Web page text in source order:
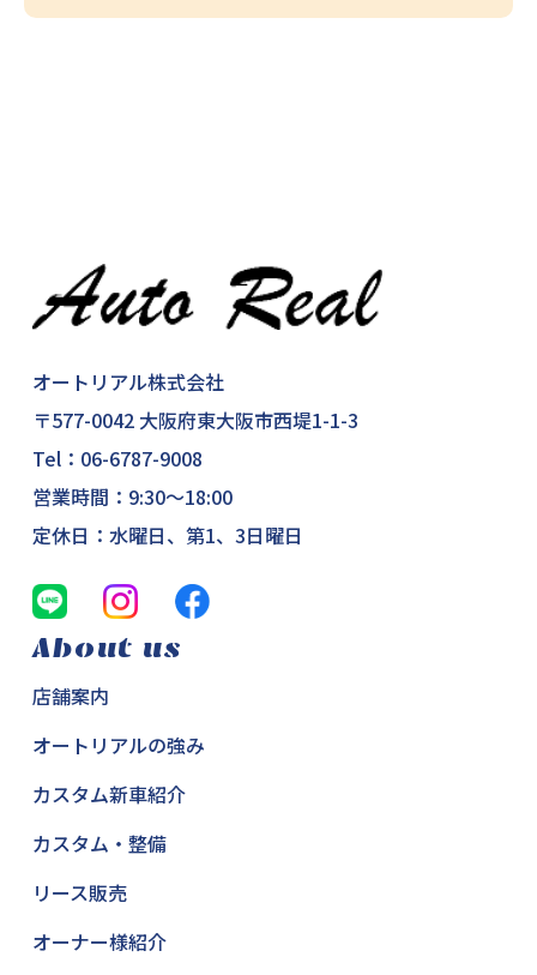
オートリアル株式会社
〒577-0042 大阪府東大阪市西堤1-1-3
Tel： 06-6787-9008
営業時間：9:30～18:00
定休日：水曜日、第1、3日曜日
About us
店舗案内
オートリアルの強み
カスタム新車紹介
カスタム・整備
リース販売
オーナー様紹介